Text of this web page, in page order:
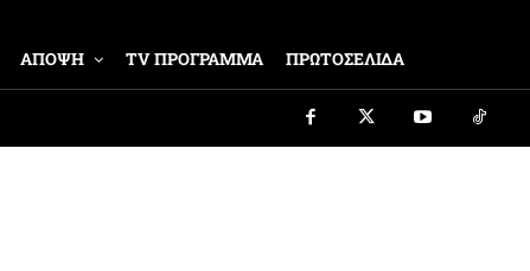
ΑΠΟΨΗ TV ΠΡΟΓΡΑΜΜΑ ΠΡΩΤΟΣΕΛΙΔΑ